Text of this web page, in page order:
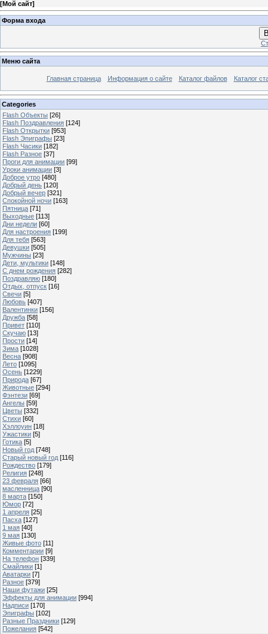
[Мой сайт]
Форма входа
Меню сайта
Главная страница Информация о сайте Каталог файлов Каталог
Categories
Flash Объекты [26]
Flash Поздравления [124]
Flash Открытки [953]
Flash Эпиграфы [23]
Flash Часики [182]
Flash Разное [37]
Проги для анимации [99]
Уроки анимации [3]
Доброе утро [480]
Добрый день [120]
Добрый вечер [321]
Спокойной ночи [163]
Пятница [71]
Выходные [113]
Дни недели [60]
Для настроения [199]
Для тебя [563]
Девушки [505]
Мужчины [23]
Дети, мультики [148]
С днем рождения [282]
Поздравляю [180]
Отдых, отпуск [16]
Свечи [5]
Любовь [407]
Валентинки [156]
Дружба [58]
Привет [110]
Скучаю [13]
Прости [14]
Зима [1028]
Весна [908]
Лето [1095]
Осень [1229]
Природа [67]
Животные [294]
Фэнтези [69]
Ангелы [59]
Цветы [332]
Стихи [60]
Хэллоуин [18]
Ужастики [5]
Готика [5]
Новый год [748]
Старый новый год [116]
Рождество [179]
Религия [248]
23 февраля [66]
масленница [90]
8 марта [150]
Юмор [72]
1 апреля [25]
Пасха [127]
1 мая [40]
9 мая [130]
Живые фото [11]
Комментарии [9]
На телефон [339]
Смайлики [1]
Аватарки [7]
Разное [379]
Наши футажи [25]
Эффекты для анимации [994]
Надписи [170]
Эпиграфы [102]
Разные Праздники [129]
Пожелания [542]